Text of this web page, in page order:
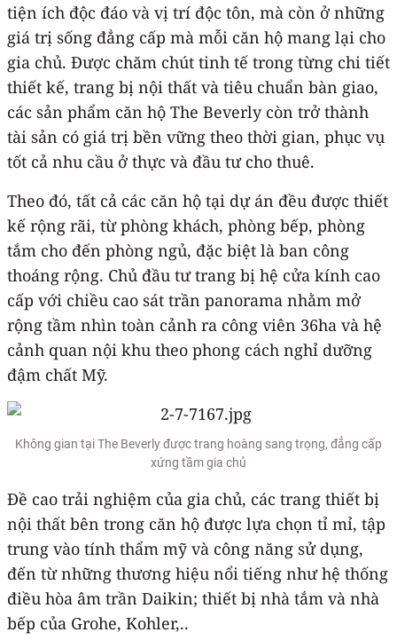
tiện ích độc đáo và vị trí độc tôn, mà còn ở những
giá trị sống đẳng cấp mà mỗi căn hộ mang lại cho
gia chủ. Được chăm chút tinh tế trong từng chi tiết
thiết kế, trang bị nội thất và tiêu chuẩn bàn giao,
các sản phẩm căn hộ The Beverly còn trở thành
tài sản có giá trị bền vững theo thời gian, phục vụ
tốt cả nhu cầu ở thực và đầu tư cho thuê.
Theo đó, tất cả các căn hộ tại dự án đều được thiết
kế rộng rãi, từ phòng khách, phòng bếp, phòng
tắm cho đến phòng ngủ, đặc biệt là ban công
thoáng rộng. Chủ đầu tư trang bị hệ cửa kính cao
cấp với chiều cao sát trần panorama nhằm mở
rộng tầm nhìn toàn cảnh ra công viên 36ha và hệ
cảnh quan nội khu theo phong cách nghỉ dưỡng
đậm chất Mỹ.
Không gian tại The Beverly được trang hoàng sang trọng, đẳng cấp
xứng tầm gia chủ
Đề cao trải nghiệm của gia chủ, các trang thiết bị
nội thất bên trong căn hộ được lựa chọn tỉ mỉ, tập
trung vào tính thẩm mỹ và công năng sử dụng,
đến từ những thương hiệu nổi tiếng như hệ thống
điều hòa âm trần Daikin; thiết bị nhà tắm và nhà
bếp của Grohe, Kohler,..